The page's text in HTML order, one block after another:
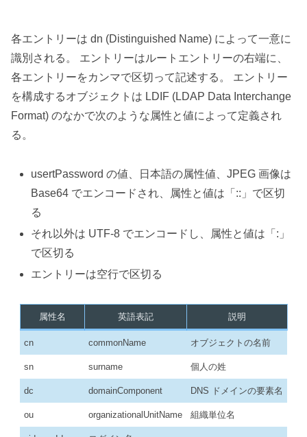
各エントリーは dn (Distinguished Name) によって一意に
識別される。 エントリーはルートエントリーの右端に、
各エントリーをカンマで区切って記述する。 エントリー
を構成するオブジェクトは LDIF (LDAP Data Interchange
Format) のなかで次のような属性と値によって定義され
る。
usertPassword の値、日本語の属性値、JPEG 画像は
Base64 でエンコードされ、属性と値は「::」で区切
る
それ以外は UTF-8 でエンコードし、属性と値は「:」
で区切る
エントリーは空行で区切る
属性名 英語表記 説明
cn commonName オブジェクトの名前
sn surname 個人の姓
dc domainComponent DNS ドメインの要素名
ou organizationalUnitName 組織単位名